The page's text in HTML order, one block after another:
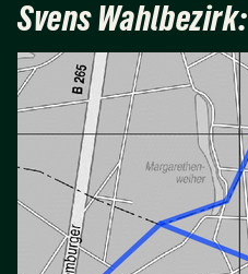
Svens Wahlbezirk: